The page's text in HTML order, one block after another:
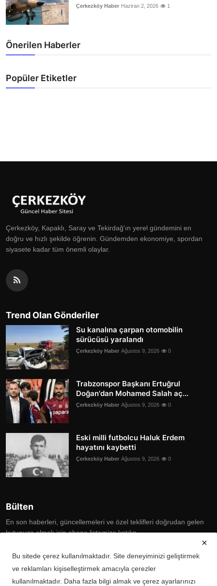
Çerkezköy Haber Haziran 2, 2026 1
Önerilen Haberler
Popüler Etiketler
Çerkezköy, Kapaklı, Saray ve Tekirdağ'ın yerel gündemini en
doğru ve hızlı şekilde öğrenin. Gündemden ekonomiye, spordan
siyasete kadar tüm önemli olaylar.
Trend Olan Gönderiler
Su kanalına çarpan otomobilin
sürücüsü yaralandı
Çerkezköy Haber Ağustos 9, 2026 0
Trabzonspor Başkanı Ertuğrul
Doğan'dan Mohamed Salah aç...
Çerkezköy Haber Ağustos 9, 2026 0
Eski milli futbolcu Haluk Erdem
hayatını kaybetti
Çerkezköy Haber Ağustos 9, 2026 0
Bülten
En son haberleri, güncellemeleri ve özel teklifleri doğrudan gelen
kutunuza almak için abone listemize katılın
Subscribe
Bu sitede çerez kullanılmaktadır. Site deneyiminizi geliştirmek
ve reklamları kişiselleştirmek amacıyla çerezler
kullanılmaktadır. Daha fazla bilgi almak ve çerez ayarlarınızı